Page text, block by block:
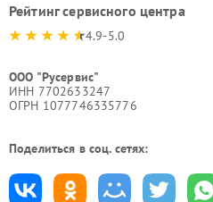
Рейтинг сервисного центра
4.9-5.0
ООО "Русервис"
ИНН 7702633247
ОГРН 1077746335776
Поделиться в соц. сетях: